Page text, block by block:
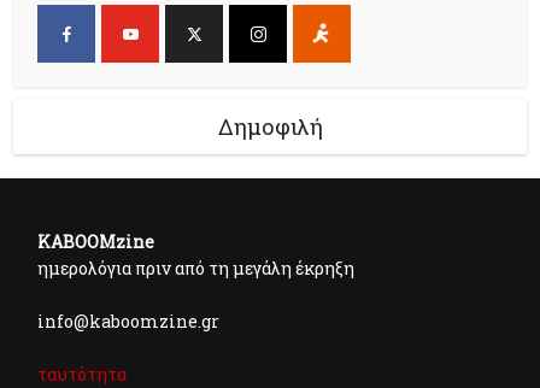
Δημοφιλή
KABOOMzine
ημερολόγια πριν από τη μεγάλη έκρηξη
info@kaboomzine.gr
ταυτότητα